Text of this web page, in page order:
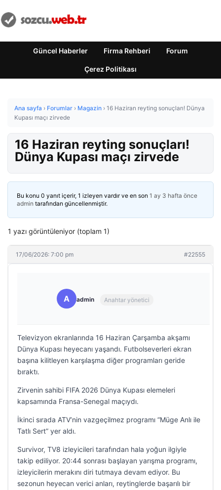
Güncel Haberler Firma Rehberi Forum
Çerez Politikası
Ana sayfa › Forumlar › Magazin › 16 Haziran reyting sonuçları! Dünya
Kupası maçı zirvede
16 Haziran reyting sonuçları!
Dünya Kupası maçı zirvede
Bu konu 0 yanıt içerir, 1 izleyen vardır ve en son 1 ay 3 hafta önce
admin tarafından güncellenmiştir.
1 yazı görüntüleniyor (toplam 1)
17/06/2026: 7:00 pm #22555
A admin Anahtar yönetici
Televizyon ekranlarında 16 Haziran Çarşamba akşamı
Dünya Kupası heyecanı yaşandı. Futbolseverleri ekran
başına kilitleyen karşılaşma diğer programları geride
bıraktı.
Zirvenin sahibi FIFA 2026 Dünya Kupası elemeleri
kapsamında Fransa-Senegal maçıydı.
İkinci sırada ATV’nin vazgeçilmez programı “Müge Anlı ile
Tatlı Sert” yer aldı.
Survivor, TV8 izleyicileri tarafından hala yoğun ilgiyle
takip ediliyor. 20:44 sonrası başlayan yarışma programı,
izleyicilerin merakını diri tutmaya devam ediyor. Bu
sezonun heyecan verici anları, reytinglerde başarılı bir